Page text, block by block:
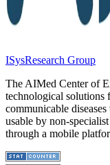
ISysResearch Group
The AIMed Center of
technological solutions
communicable
usable by non-
through a mobile